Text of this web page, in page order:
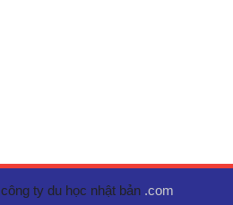
công ty du học nhật bản .com